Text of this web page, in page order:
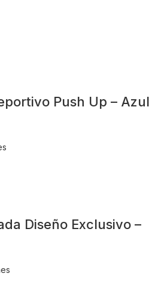
Push Up – Azul
Diseño Exclusivo –